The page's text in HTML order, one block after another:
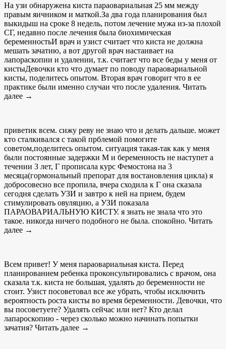
На узи обнаружена киста параовариальная 25 мм между
правым яичником и маткой.За два года планирования был
выкидыш на сроке 8 недель, потом лечение мужа из-за плохой
СГ, недавно после лечения была биохимическая
беременностьИ врач и узист считает что киста не должна
мешать зачатию, а вот другой врач настаивает на
лапораскопии и удалении, т.к. считает что все беды у меня от
кистыДевочки кто что думает по поводу параовариальной
кисты, поделитесь опытом. Вторая врач говорит что в ее
практике были именно случаи что после удаления. Читать
далее →
приветик всем. сижу реву не знаю что и делать дальше. может
кто сталкивался с такой прблемой помогите
советом,поделитесь опытом. ситуация такая-так как у меня
были постоянные задержки М и беременность не наступет а
течении 3 лет, Г прописала курс Фемостона на 3
месяца(гормональный препорат для востановления цикла) я
добросовесно все пропила, вчера сходила к Г она сказала
сегодня сделать УЗИ и завтро к ней на прием, будем
стимулировать овуляцию, а УЗИ показала
ПАРАОВАРИАЛЬНУЮ КИСТУ. я знать не знала что это
такое. никогда ничего подобного не была. спокойно. Читать
далее →
Всем привет! У меня параовариальная киста. Перед
планированием ребенка проконсультировались с врачом, она
сказала т.к. киста не большая, удалять до беременности не
стоит. Узист посоветовал все же убрать, чтобы исключить
вероятность роста кисты во время беременности. Девочки, что
вы посоветуете? Удалять сейчас или нет? Кто делал
лапароскопию - через сколько можно начинать попытки
зачатия? Читать далее →